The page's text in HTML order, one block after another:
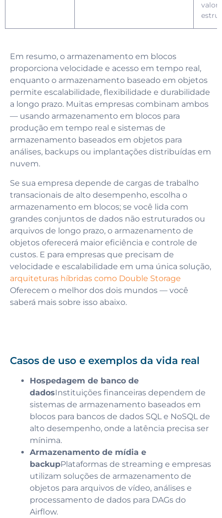
valor
Em resumo, o armazenamento em blocos
proporciona velocidade e acesso em tempo real,
enquanto o armazenamento baseado em objetos
permite escalabilidade, flexibilidade e durabilidade
a longo prazo. Muitas empresas combinam ambos
— usando armazenamento em blocos para
produção em tempo real e sistemas de
armazenamento baseados em objetos para
análises, backups ou implantações distribuídas em
nuvem.
Se sua empresa depende de cargas de trabalho
transacionais de alto desempenho, escolha o
armazenamento em blocos; se você lida com
grandes conjuntos de dados não estruturados ou
arquivos de longo prazo, o armazenamento de
objetos oferecerá maior eficiência e controle de
custos. E para empresas que precisam de
velocidade e escalabilidade em uma única solução,
arquiteturas híbridas como Double Storage
Oferecem o melhor dos dois mundos — você
saberá mais sobre isso abaixo.
Casos de uso e exemplos da vida real
Hospedagem de banco de
dadosInstituições financeiras dependem de
sistemas de armazenamento baseados em
blocos para bancos de dados SQL e NoSQL de
alto desempenho, onde a latência precisa ser
mínima.
Armazenamento de mídia e
backupPlataformas de streaming e empresas
utilizam soluções de armazenamento de
objetos para arquivos de vídeo, análises e
processamento de dados para DAGs do
Airflow.